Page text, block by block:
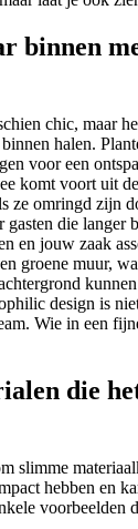
binnen
chic, maar
halen.
voor een
komt voort uit
ze omringd zijn
gasten die langer
en jouw zaak
groene muur,
design is
Wie in een
die
slimme
hebben en
voorbeelden